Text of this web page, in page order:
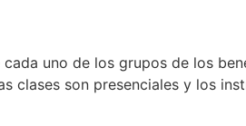
uno de los grupos de los
clases son presenciales y los